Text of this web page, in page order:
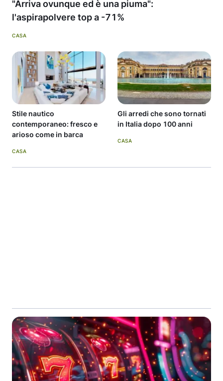
"Arriva ovunque ed è una piuma":
l'aspirapolvere top a -71%
CASA
Stile nautico
contemporaneo: fresco e
arioso come in barca
CASA
Gli arredi che sono tornati
in Italia dopo 100 anni
CASA